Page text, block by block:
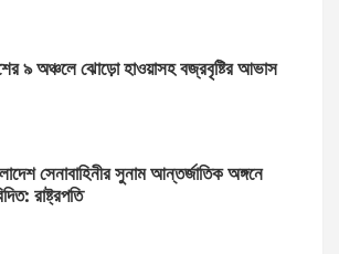
৯ অঞ্চলে ঝোড়ো হাওয়াসহ বজ্রবৃষ্টির আভাস
সেনাবাহিনীর সুনাম আন্তর্জাতিক অঙ্গনে
রাষ্ট্রপতি